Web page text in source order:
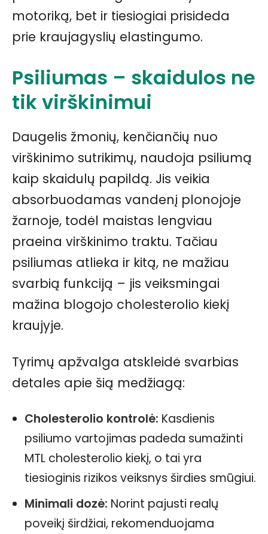
motoriką, bet ir tiesiogiai prisideda
prie kraujagyslių elastingumo.
Psiliumas – skaidulos ne
tik virškinimui
Daugelis žmonių, kenčiančių nuo
virškinimo sutrikimų, naudoja psiliumą
kaip skaidulų papildą. Jis veikia
absorbuodamas vandenį plonojoje
žarnoje, todėl maistas lengviau
praeina virškinimo traktu. Tačiau
psiliumas atlieka ir kitą, ne mažiau
svarbią funkciją – jis veiksmingai
mažina blogojo cholesterolio kiekį
kraujyje.
Tyrimų apžvalga atskleidė svarbias
detales apie šią medžiagą:
Cholesterolio kontrolė: Kasdienis
psiliumo vartojimas padeda sumažinti
MTL cholesterolio kiekį, o tai yra
tiesioginis rizikos veiksnys širdies smūgiui.
Minimali dozė: Norint pajusti realų
poveikį širdžiai, rekomenduojama